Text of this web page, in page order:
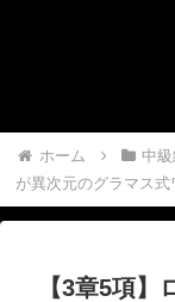
ホーム 中
が異次元のグラマス式
【3章5項